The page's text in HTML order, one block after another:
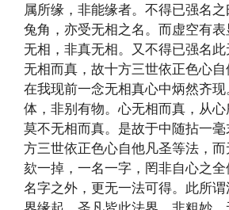
属所缘，非能缘者。不得已强名
兔角，亦受无相之名。而虚空有
无相，非真无相。又不得已强名
无相而真，故十方三世依正色心
在我现前一念无相真心中炳然齐
体，非别有物。心无相而真，从心
莫不无相而真。是故于中随拈一
方三世依正色心自他凡圣等法，
欬一掉，一名一字，罔非自心之
名字之外，更无一法可得。此所